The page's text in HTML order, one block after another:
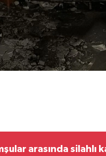
arasında silahlı